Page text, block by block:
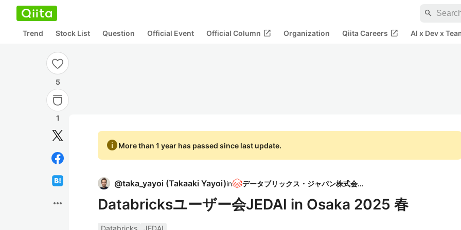
search
Trend Stock List Question Official Event Official Column open_in_new Organization Qiita Careers open_in_new AI x Dev x
5
1
more_horiz
infoMore than 1 year has passed since last update.
@taka_yayoi (Takaaki Yayoi)in データブリックス・ジャパン株式会社
Databricksユーザー会JEDAI in Osaka 2025 春
Databricks
JEDAI